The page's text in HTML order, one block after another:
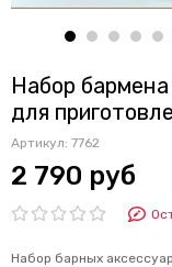
Набор бармена
для
Артикул: 7762
2 790 руб
Набор барных